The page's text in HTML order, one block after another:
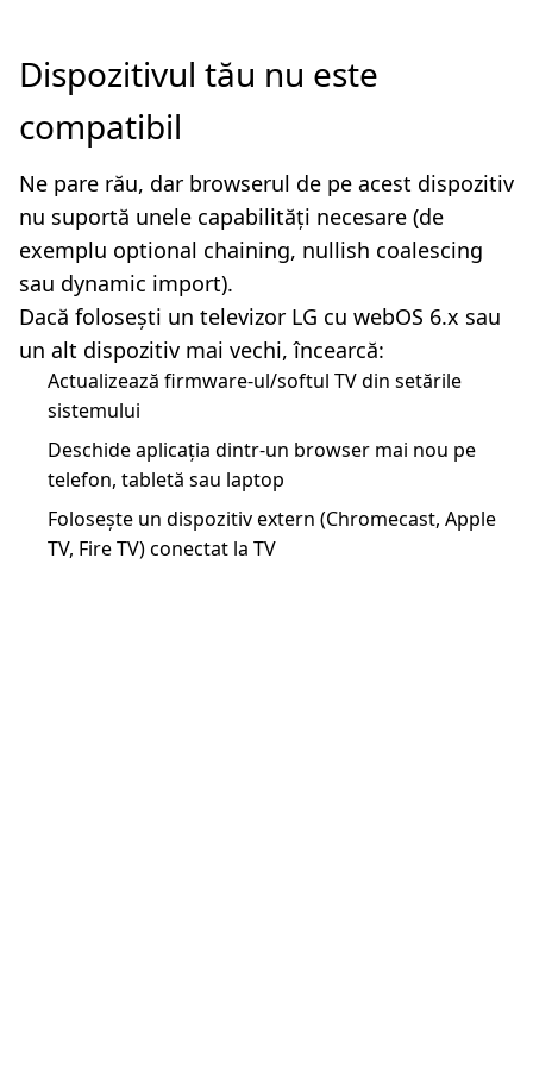
Dispozitivul tău nu este
compatibil
Ne pare rău, dar browserul de pe acest dispozitiv
nu suportă unele capabilități necesare (de
exemplu optional chaining, nullish coalescing
sau dynamic import).
Dacă folosești un televizor LG cu webOS 6.x sau
un alt dispozitiv mai vechi, încearcă:
Actualizează firmware-ul/softul TV din setările
sistemului
Deschide aplicația dintr-un browser mai nou pe
telefon, tabletă sau laptop
Folosește un dispozitiv extern (Chromecast, Apple
TV, Fire TV) conectat la TV